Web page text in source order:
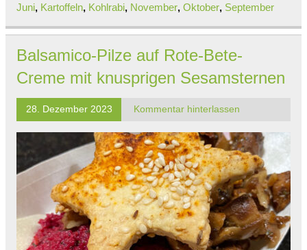
Juni, Kartoffeln, Kohlrabi, November, Oktober, September
Balsamico-Pilze auf Rote-Bete-
Creme mit knusprigen Sesamsternen
28. Dezember 2023 Kommentar hinterlassen